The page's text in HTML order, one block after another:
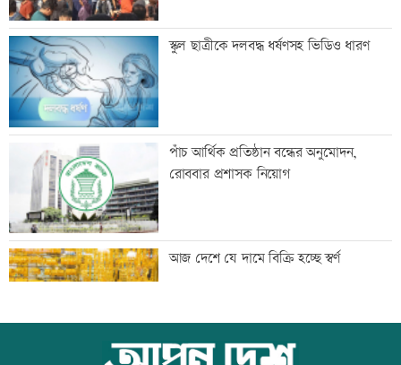
শাক ধুতে গিয়ে গৃহবধূর মৃত্যু
হাসিনার নির্দেশে সালাহউদ্দিন আহমদকে গুম
করা হয়: তদন্ত
তরুণদের নেতৃত্বেই প্রযুক্তিনির্ভর উন্নয়ন হবে:
তথ্যপ্রযুক্তিমন্ত্রী
লক্ষ্মীপুর জেলা প্রশাসনের ১৪ কর্মকর্তা-
স্কুল ছাত্রীকে দলবদ্ধ ধর্ষণসহ ভিডিও ধারণ
পাঁচ আর্থিক প্রতিষ্ঠান বন্ধের অনুমোদন,
রোববার প্রশাসক নিয়োগ
আজ দেশে যে দামে বিক্রি হচ্ছে স্বর্ণ